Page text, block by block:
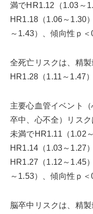
満でHR1.12（1.03～
HR1.18（1.06～1.30
～1.43）、傾向性ｐ＜
全死亡リスクは、精
HR1.28（1.11～1.47
主要心血管イベント
卒中、心不全）リス
未満でHR1.11（1.02
HR1.14（1.03～1.27
HR1.27（1.12～1.45
～1.53）、傾向性ｐ＜
脳卒中リスクは、精